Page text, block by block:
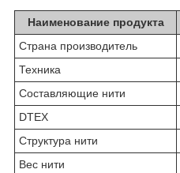
Наименование продукта
Страна производитель
Техника
Составляющие нити
DTEX
Структура нити
Вес нити